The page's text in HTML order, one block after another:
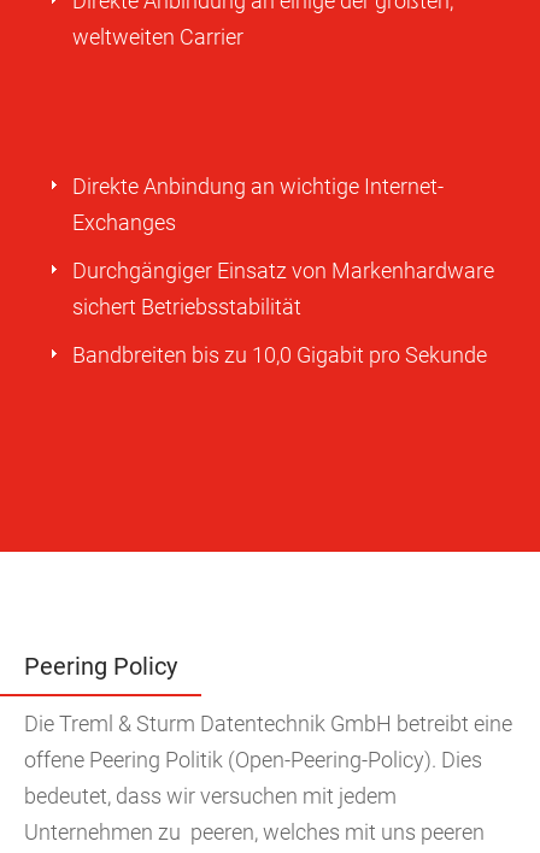
weltweiten Carrier
Direkte Anbindung an wichtige Internet-
Exchanges
Durchgängiger Einsatz von Markenhardware
sichert Betriebsstabilität
Bandbreiten bis zu 10,0 Gigabit pro Sekunde
Peering Policy
Die Treml & Sturm Datentechnik GmbH betreibt eine
offene Peering Politik (Open-Peering-Policy). Dies
bedeutet, dass wir versuchen mit jedem
Unternehmen zu peeren, welches mit uns peeren